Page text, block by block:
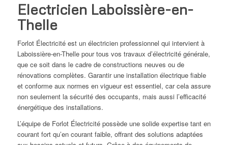
Electricien Laboissière-en-
Thelle
Forlot Électricité est un électricien professionnel qui intervient à
Laboissière-en-Thelle pour tous vos travaux d’électricité générale,
que ce soit dans le cadre de constructions neuves ou de
rénovations complètes. Garantir une installation électrique fiable
et conforme aux normes en vigueur est essentiel, car cela assure
non seulement la sécurité des occupants, mais aussi l’efficacité
énergétique des installations.
L’équipe de Forlot Électricité possède une solide expertise tant en
courant fort qu’en courant faible, offrant des solutions adaptées